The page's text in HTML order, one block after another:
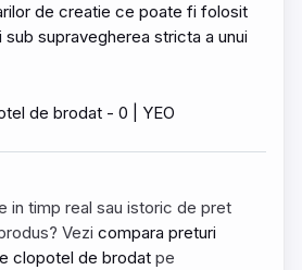
de creatie ce poate fi folosit
supravegherea stricta a unui
in timp real sau istoric de pret
Vezi compara preturi
clopotel de brodat pe